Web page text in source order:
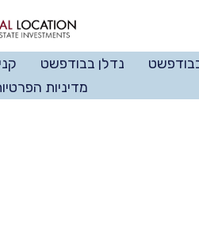
נדלן בבודפשט
מדיניות